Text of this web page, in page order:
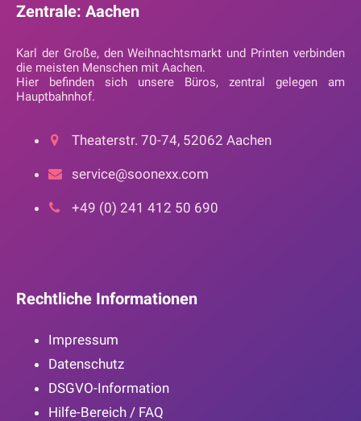
Zentrale: Aachen
Karl der Große, den Weihnachtsmarkt und Printen verbinden
die meisten Menschen mit Aachen.
Hier befinden sich unsere Büros, zentral gelegen am
Hauptbahnhof.
Theaterstr. 70-74, 52062 Aachen
service@soonexx.com
+49 (0) 241 412 50 690
Rechtliche Informationen
Impressum
Datenschutz
DSGVO-Information
Hilfe-Bereich / FAQ